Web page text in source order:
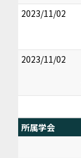
2023/11/02
2023/11/02
所属学会